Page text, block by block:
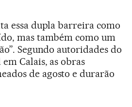
essa dupla barreira como
mas também como um
Segundo autoridades do
Calais, as obras
de agosto e durarão